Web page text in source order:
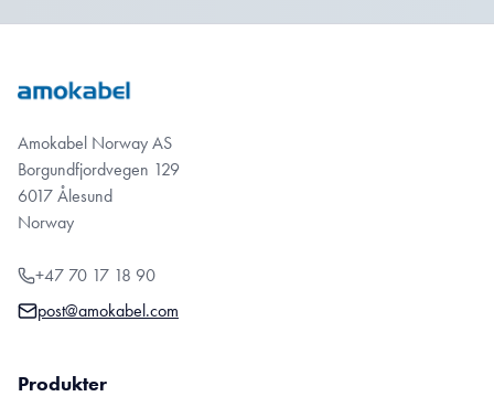
Amokabel Norway AS
Borgundfjordvegen 129
6017 Ålesund
Norway
+47 70 17 18 90
post@amokabel.com
Produkter